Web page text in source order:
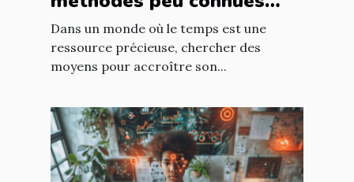
pour booster votre
productivité
Dans un monde où le temps est une
ressource précieuse, chercher des
moyens pour accroître son...